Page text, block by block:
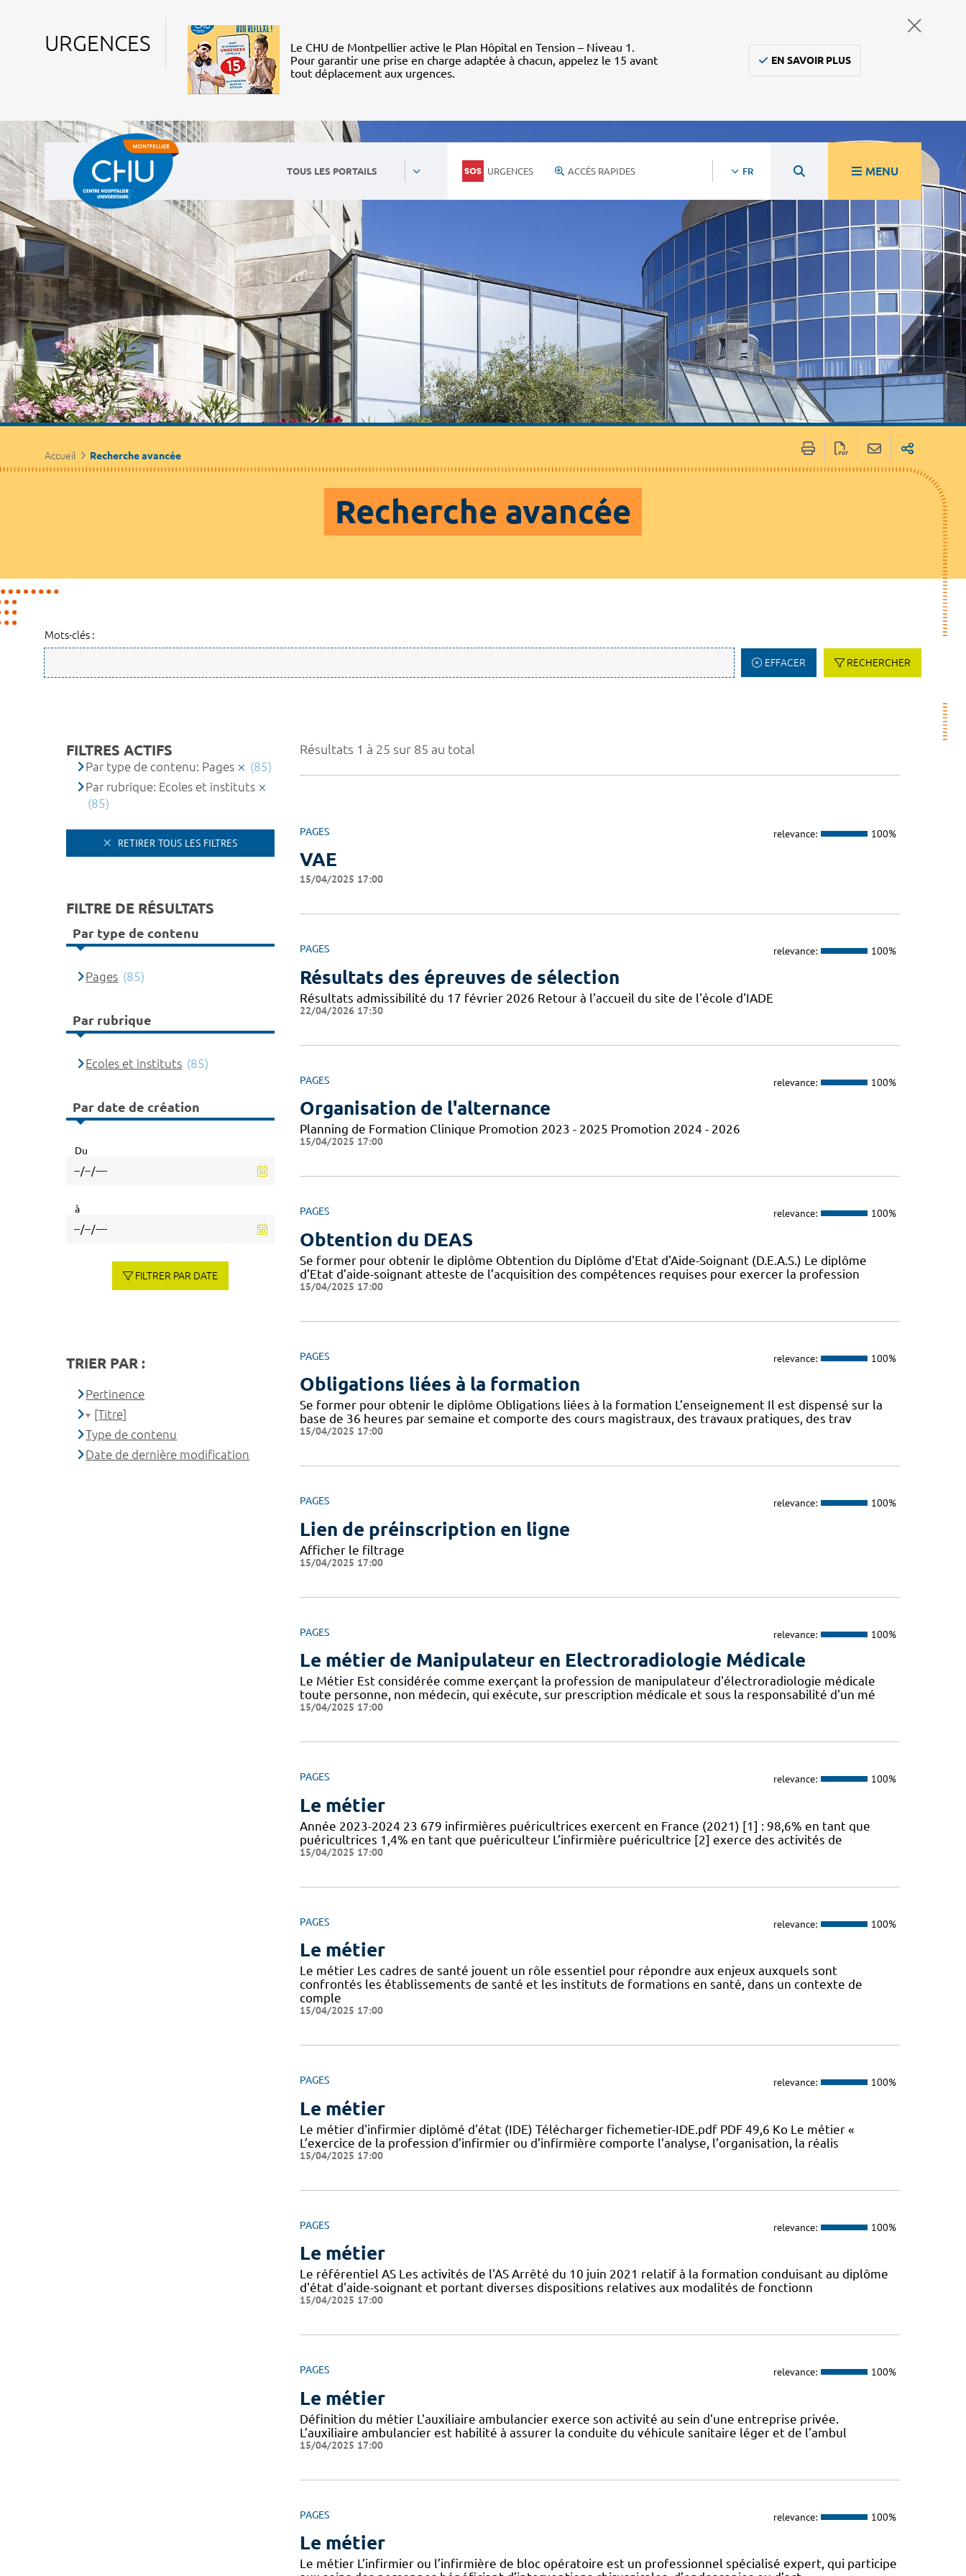
URGENCES
Le CHU de Montpellier active le Plan Hôpital en Tension – Niveau 1.
Pour garantir une prise en charge adaptée à chacun, appelez le 15 avant
tout déplacement aux urgences.
EN SAVOIR PLUS
TOUS LES PORTAILS URGENCES ACCÈS RAPIDES FR MENU
Accueil Recherche avancée
Recherche avancée
Mots-clés :
EFFACER RECHERCHER
Résultats 1 à 25 sur 85 au total
PAGES relevance: 100%
VAE
15/04/2025 17:00
PAGES relevance: 100%
Résultats des épreuves de sélection
Résultats admissibilité du 17 février 2026 Retour à l'accueil du site de l'école d'IADE
22/04/2026 17:30
PAGES relevance: 100%
Organisation de l'alternance
Planning de Formation Clinique Promotion 2023 - 2025 Promotion 2024 - 2026
15/04/2025 17:00
PAGES relevance: 100%
Obtention du DEAS
Se former pour obtenir le diplôme Obtention du Diplôme d'Etat d'Aide-Soignant (D.E.A.S.) Le diplôme
d’Etat d’aide-soignant atteste de l’acquisition des compétences requises pour exercer la profession
15/04/2025 17:00
PAGES relevance: 100%
Obligations liées à la formation
Se former pour obtenir le diplôme Obligations liées à la formation L’enseignement Il est dispensé sur la
base de 36 heures par semaine et comporte des cours magistraux, des travaux pratiques, des trav
15/04/2025 17:00
PAGES relevance: 100%
Lien de préinscription en ligne
Afficher le filtrage
15/04/2025 17:00
PAGES relevance: 100%
Le métier de Manipulateur en Electroradiologie Médicale
Le Métier Est considérée comme exerçant la profession de manipulateur d'électroradiologie médicale
toute personne, non médecin, qui exécute, sur prescription médicale et sous la responsabilité d'un mé
15/04/2025 17:00
PAGES relevance: 100%
Le métier
Année 2023-2024 23 679 infirmières puéricultrices exercent en France (2021) [1] : 98,6% en tant que
puéricultrices 1,4% en tant que puériculteur L’infirmière puéricultrice [2] exerce des activités de
15/04/2025 17:00
PAGES relevance: 100%
Le métier
Le métier Les cadres de santé jouent un rôle essentiel pour répondre aux enjeux auxquels sont
confrontés les établissements de santé et les instituts de formations en santé, dans un contexte de
comple
15/04/2025 17:00
PAGES relevance: 100%
Le métier
Le métier d'infirmier diplômé d'état (IDE) Télécharger fichemetier-IDE.pdf PDF 49,6 Ko Le métier «
L’exercice de la profession d’infirmier ou d’infirmière comporte l’analyse, l’organisation, la réalis
15/04/2025 17:00
PAGES relevance: 100%
Le métier
Le référentiel AS Les activités de l'AS Arrêté du 10 juin 2021 relatif à la formation conduisant au diplôme
d'état d'aide-soignant et portant diverses dispositions relatives aux modalités de fonctionn
15/04/2025 17:00
PAGES relevance: 100%
Le métier
Définition du métier L'auxiliaire ambulancier exerce son activité au sein d'une entreprise privée.
L’auxiliaire ambulancier est habilité à assurer la conduite du véhicule sanitaire léger et de l’ambul
15/04/2025 17:00
PAGES relevance: 100%
Le métier
Le métier L’infirmier ou l’infirmière de bloc opératoire est un professionnel spécialisé expert, qui participe
FILTRES ACTIFS
Par type de contenu: Pages
(85)
Par rubrique: Ecoles et instituts
(85)
RETIRER TOUS LES FILTRES
FILTRE DE RÉSULTATS
Par type de contenu
Pages (85)
Par rubrique
Ecoles et instituts (85)
Par date de création
Du
à
FILTRER PAR DATE
TRIER PAR :
Pertinence
[Titre]
Type de contenu
Date de dernière modification